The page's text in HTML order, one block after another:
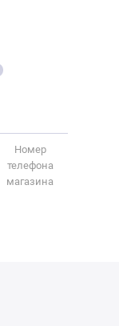
Номер
телефона
магазина